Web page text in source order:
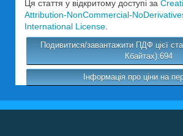
Ця стаття у відкритому доступі за
Attribution-NonCommercial-
International License
Подивитися/завантажити ПДФ цієї
Кбайтах):694
Інформація про ціни на